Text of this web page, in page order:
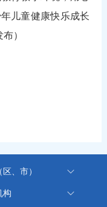
儿童健康快乐成长
）
、市）
构